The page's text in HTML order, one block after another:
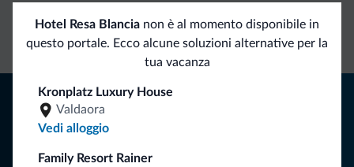
Hotel Resa Blancia non è al momento disponibile in
questo portale. Ecco alcune soluzioni alternative per la
tua vacanza
Kronplatz Luxury House
Valdaora
Vedi alloggio
Family Resort Rainer
diretto
vantaggiose
vincolanti
Consigli dalle Dolomiti
Riceverai informazioni, offerte esclusive e news per la tua
vacanza nelle Dolomiti.